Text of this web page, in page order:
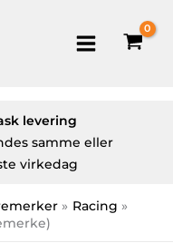
levering
samme eller
virkedag
Racing